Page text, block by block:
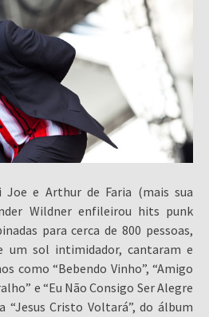
Joe e Arthur de Faria (mais sua
Wildner enfileirou hits punk
para cerca de 800 pessoas,
um sol intimidador, cantaram e
como “Bebendo Vinho”, “Amigo
e “Eu Não Consigo Ser Alegre
“Jesus Cristo Voltará”, do álbum